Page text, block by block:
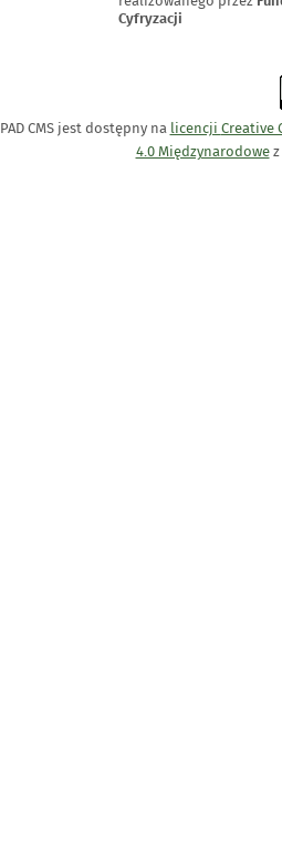
Cyfryzacji
PAD CMS jest dostępny na licencji Creative
4.0 Międzynarodowez